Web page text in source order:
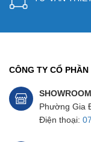
CÔNG TY CỔ
Phường Gia
Điện thoại: